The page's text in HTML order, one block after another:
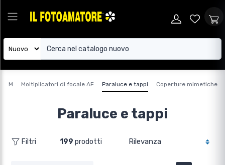
M Moltiplicatori di focale AF Paraluce e tappi Coperture mimetiche
Paraluce e tappi
Filtri 199 prodotti